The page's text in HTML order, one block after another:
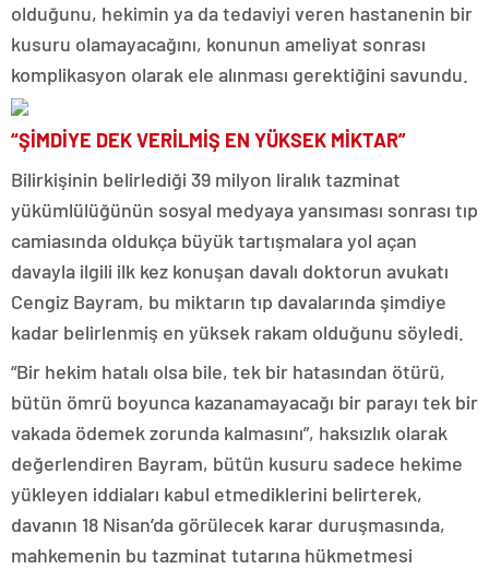
olduğunu, hekimin ya da tedaviyi veren hastanenin bir
kusuru olamayacağını, konunun ameliyat sonrası
komplikasyon olarak ele alınması gerektiğini savundu.
“ŞİMDİYE DEK VERİLMİŞ EN YÜKSEK MİKTAR”
Bilirkişinin belirlediği 39 milyon liralık tazminat
yükümlülüğünün sosyal medyaya yansıması sonrası tıp
camiasında oldukça büyük tartışmalara yol açan
davayla ilgili ilk kez konuşan davalı doktorun avukatı
Cengiz Bayram, bu miktarın tıp davalarında şimdiye
kadar belirlenmiş en yüksek rakam olduğunu söyledi.
“Bir hekim hatalı olsa bile, tek bir hatasından ötürü,
bütün ömrü boyunca kazanamayacağı bir parayı tek bir
vakada ödemek zorunda kalmasını”, haksızlık olarak
değerlendiren Bayram, bütün kusuru sadece hekime
yükleyen iddiaları kabul etmediklerini belirterek,
davanın 18 Nisan’da görülecek karar duruşmasında,
mahkemenin bu tazminat tutarına hükmetmesi